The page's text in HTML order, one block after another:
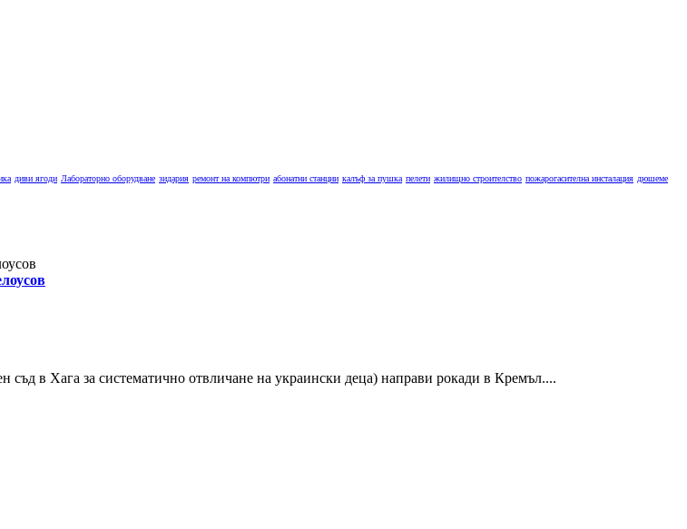
диви ягоди Лабораторно оборудване зидария ремонт на компютри абонатни станции калъф за пушка пелети жилищно строителство пожарогасителна инсталация дюшеме
в Хага за систематично отвличане на украински деца) направи рокади в Кремъл....